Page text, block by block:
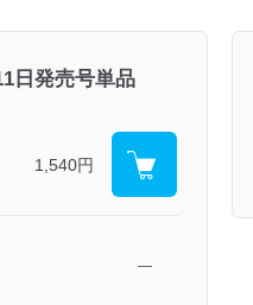
日発売号単品
1,540円
―